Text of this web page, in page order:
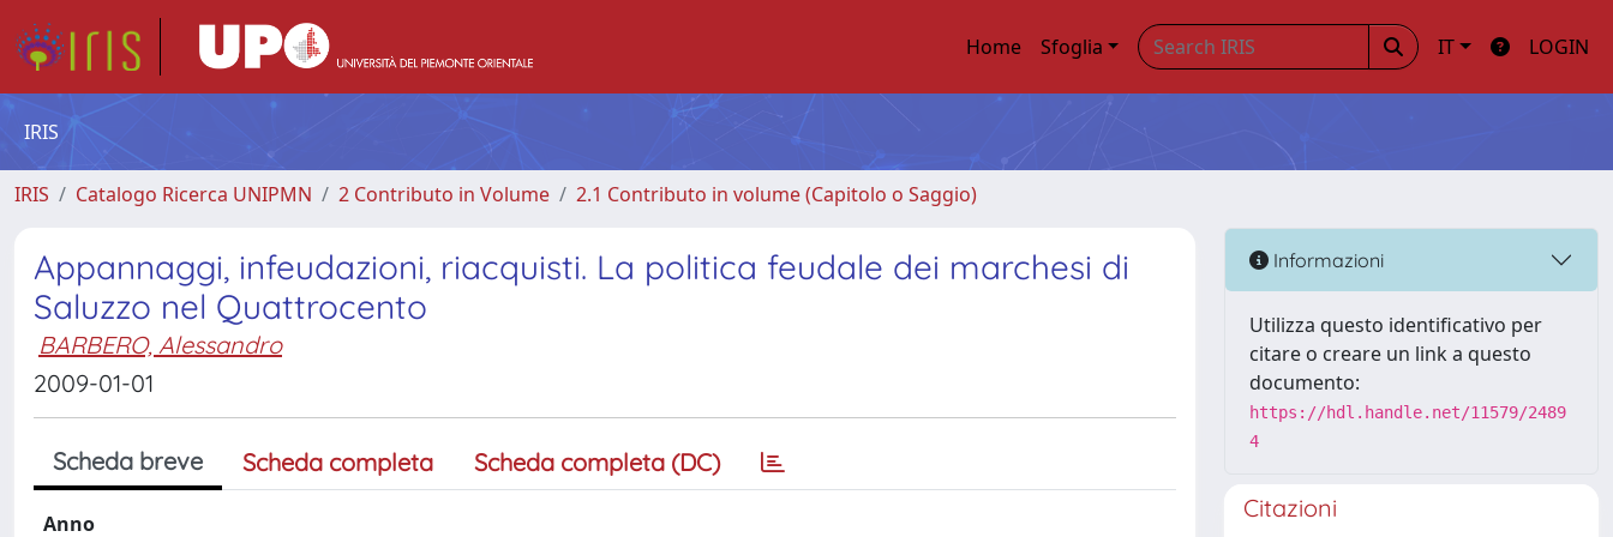
Home Sfoglia IT LOGIN
IRIS
IRIS Catalogo Ricerca UNIPMN 2 Contributo in Volume 2.1 Contributo in volume (Capitolo o Saggio)
Appannaggi, infeudazioni, riacquisti. La politica feudale dei marchesi di
Saluzzo nel Quattrocento
BARBERO, Alessandro
2009-01-01
Scheda breve Scheda completa Scheda completa (DC)
Anno
Informazioni
Utilizza questo identificativo per
citare o creare un link a questo
documento:
https://hdl.handle.net/11579/2489
4
Citazioni